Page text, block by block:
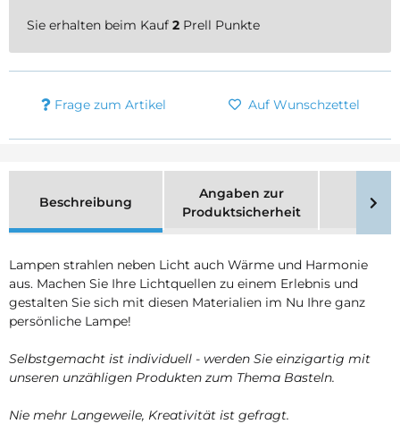
Sie erhalten beim Kauf 2 Prell Punkte
Frage zum Artikel Auf Wunschzettel
Beschreibung
Angaben zur
Produktsicherheit
Lampen strahlen neben Licht auch Wärme und Harmonie
aus. Machen Sie Ihre Lichtquellen zu einem Erlebnis und
gestalten Sie sich mit diesen Materialien im Nu Ihre ganz
persönliche Lampe!
Selbstgemacht ist individuell - werden Sie einzigartig mit
unseren unzähligen Produkten zum Thema Basteln.
Nie mehr Langeweile, Kreativität ist gefragt.